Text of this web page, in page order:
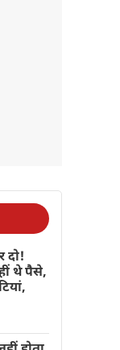
दो!
थे पैसे,